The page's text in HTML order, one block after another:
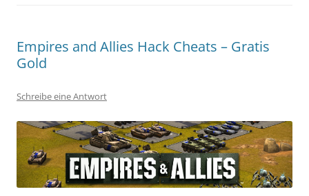
Empires and Allies Hack Cheats – Gratis
Gold
Schreibe eine Antwort